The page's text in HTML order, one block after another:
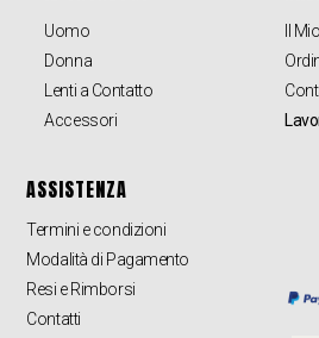
Uomo
Donna
Lenti a Contatto
Accessori
Il
ASSISTENZA
Termini e condizioni
Modalità di Pagamento
Resi e Rimborsi
Contatti